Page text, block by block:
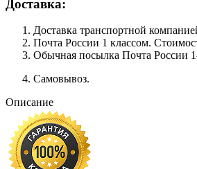
Доставка:
Доставка транспортной
Почта России 1 классом.
Обычная посылка Почта России
Самовывоз.
Описание